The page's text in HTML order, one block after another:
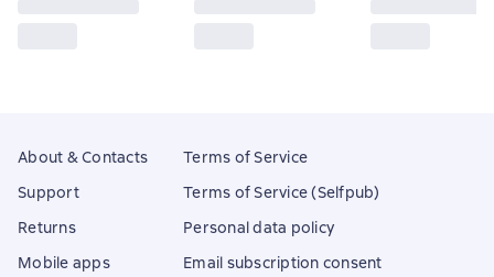
About & Contacts
Support
Returns
Mobile apps
Terms of Service
Terms of Service (Selfpub)
Personal data policy
Email subscription consent